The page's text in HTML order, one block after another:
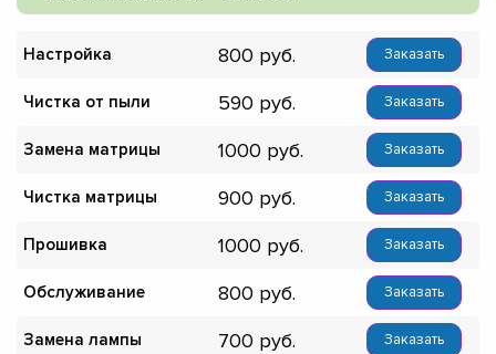
Настройка 800 Заказать
Чистка от пыли 590 Заказать
Замена матрицы 1000 Заказать
Чистка матрицы 900 Заказать
Прошивка 1000 Заказать
Обслуживание 800 Заказать
Замена лампы 700 Заказать